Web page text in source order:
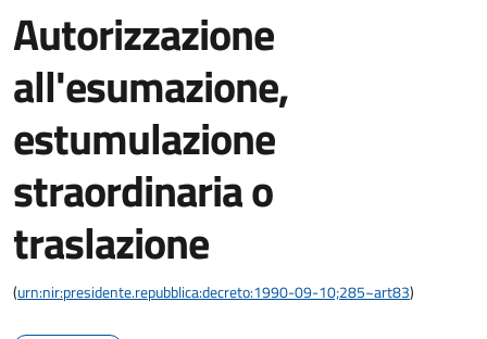
Autorizzazione
all'esumazione,
estumulazione
straordinaria o
traslazione
(urn:nir:presidente.repubblica:decreto:1990-09-10;285~art83)